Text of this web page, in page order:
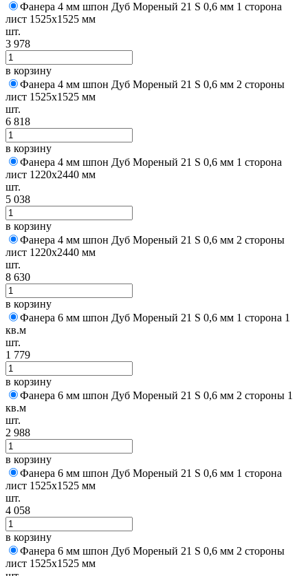
Фанера 4 мм шпон Дуб Мореный 21 S 0,6 мм 1 сторона
лист 1525х1525 мм
шт.
3 978
в корзину
Фанера 4 мм шпон Дуб Мореный 21 S 0,6 мм 2 стороны
лист 1525х1525 мм
шт.
6 818
в корзину
Фанера 4 мм шпон Дуб Мореный 21 S 0,6 мм 1 сторона
лист 1220х2440 мм
шт.
5 038
в корзину
Фанера 4 мм шпон Дуб Мореный 21 S 0,6 мм 2 стороны
лист 1220х2440 мм
шт.
8 630
в корзину
Фанера 6 мм шпон Дуб Мореный 21 S 0,6 мм 1 сторона 1
кв.м
шт.
1 779
в корзину
Фанера 6 мм шпон Дуб Мореный 21 S 0,6 мм 2 стороны 1
кв.м
шт.
2 988
в корзину
Фанера 6 мм шпон Дуб Мореный 21 S 0,6 мм 1 сторона
лист 1525х1525 мм
шт.
4 058
в корзину
Фанера 6 мм шпон Дуб Мореный 21 S 0,6 мм 2 стороны
лист 1525х1525 мм